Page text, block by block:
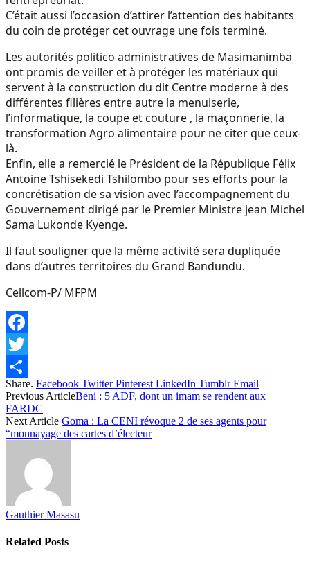
C’était aussi l’occasion d’attirer l’attention des habitants
du coin de protéger cet ouvrage une fois terminé.
Les autorités politico administratives de Masimanimba
ont promis de veiller et à protéger les matériaux qui
servent à la construction du dit Centre moderne à des
différentes filières entre autre la menuiserie,
l’informatique, la coupe et couture , la maçonnerie, la
transformation Agro alimentaire pour ne citer que ceux-
là.
Enfin, elle a remercié le Président de la République Félix
Antoine Tshisekedi Tshilombo pour ses efforts pour la
concrétisation de sa vision avec l’accompagnement du
Gouvernement dirigé par le Premier Ministre jean Michel
Sama Lukonde Kyenge.
Il faut souligner que la même activité sera dupliquée
dans d’autres territoires du Grand Bandundu.
Cellcom-P/ MFPM
Facebook
Twitter
Share
Share. Facebook Twitter Pinterest LinkedIn Tumblr Email
Previous ArticleBeni : 5 ADF, dont un imam se rendent aux
FARDC
Next Article Goma : La CENI révoque 2 de ses agents pour
“monnayage des cartes d’électeur
Gauthier Masasu
Related Posts